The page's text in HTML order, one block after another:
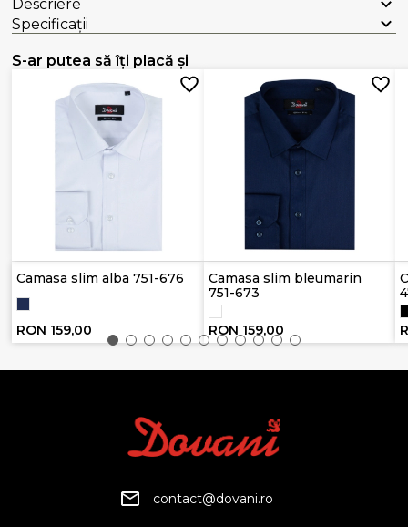
Descriere
Specificații
S-ar putea să îți placă și
Camasa slim alba 751-676
RON 159,00
Camasa slim bleumarin
751-673
RON 159,00
contact@dovani.ro